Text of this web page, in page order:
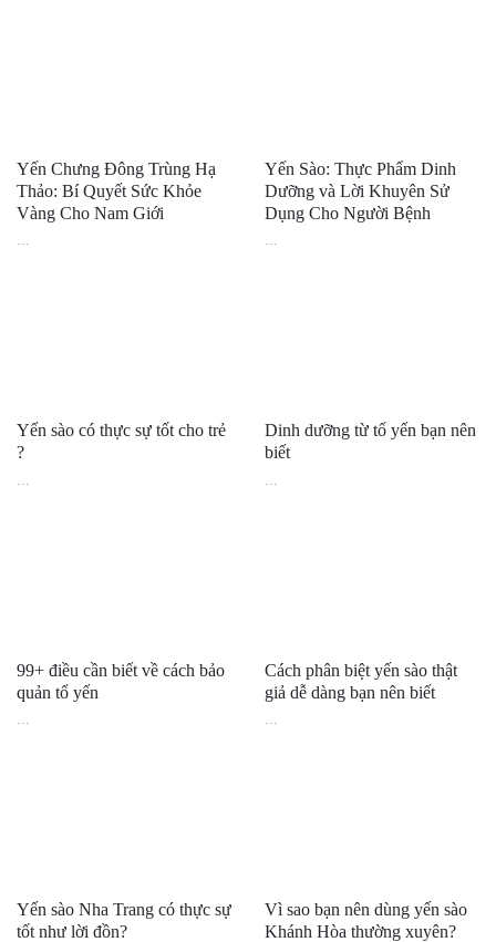
Yến Chưng Đông Trùng Hạ
Thảo: Bí Quyết Sức Khỏe
Vàng Cho Nam Giới
...
Yến Sào: Thực Phẩm Dinh
Dưỡng và Lời Khuyên Sử
Dụng Cho Người Bệnh
...
Yến sào có thực sự tốt cho trẻ
?
Dinh dưỡng từ tổ yến bạn nên
biết
99+ điều cần biết về cách bảo
quản tổ yến
...
Cách phân biệt yến sào thật
giả dễ dàng bạn nên biết
...
Yến sào Nha Trang có thực sự
tốt như lời đồn?
Vì sao bạn nên dùng yến sào
Khánh Hòa thường xuyên?